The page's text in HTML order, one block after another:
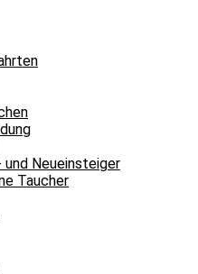
und Neueinsteiger
Taucher